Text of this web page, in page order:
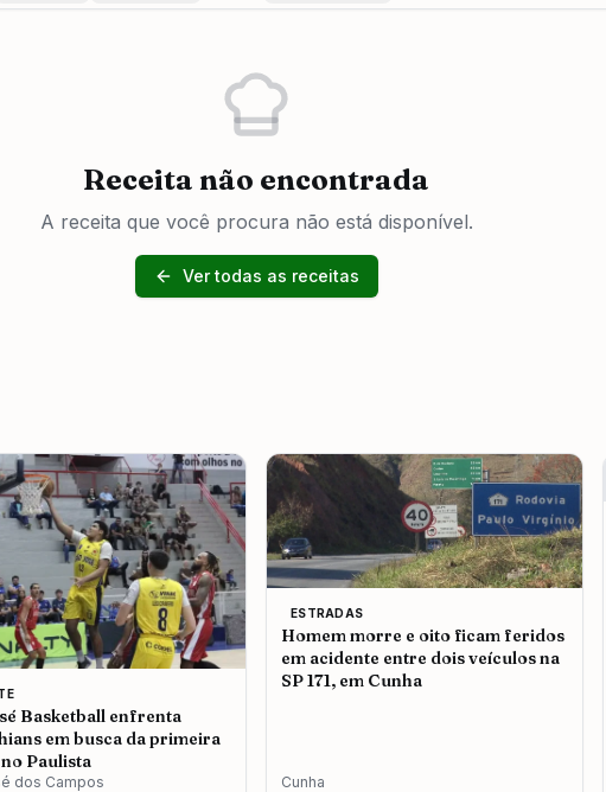
Receita não encontrada
A receita que você procura não está disponível.
Ver todas as receitas
Basketball enfrenta
em busca da primeira
Paulista
dos Campos
ESTRADAS
Homem morre e oito ficam feridos
em acidente entre dois veículos na
SP 171, em Cunha
Cunha